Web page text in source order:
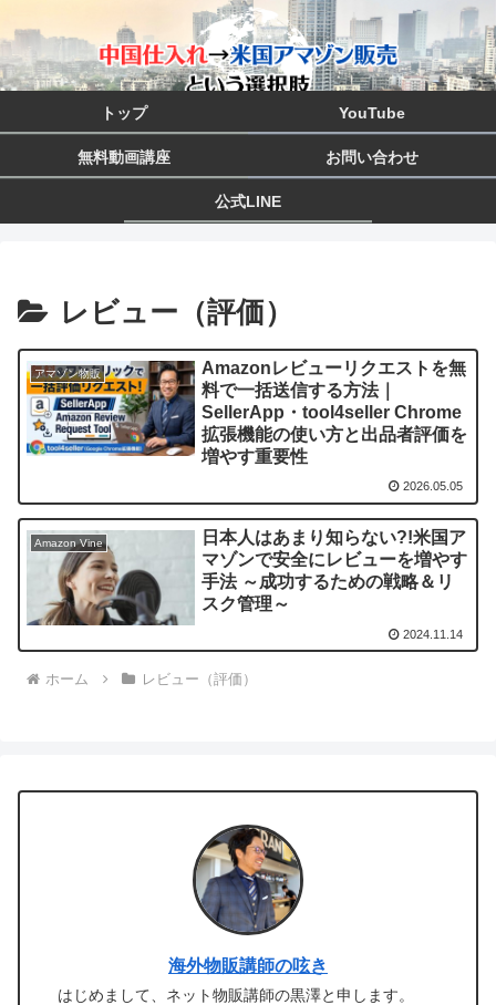
トップ YouTube
無料動画講座 お問い合わせ
公式LINE
レビュー（評価）
アマゾン物販
Amazonレビューリクエストを無
料で一括送信する方法｜
SellerApp・tool4seller Chrome
拡張機能の使い方と出品者評価を
増やす重要性
2026.05.05
Amazon Vine
日本人はあまり知らない?!米国ア
マゾンで安全にレビューを増やす
手法 ～成功するための戦略＆リ
スク管理～
2024.11.14
ホーム レビュー（評価）
海外物販講師の呟き
はじめまして、ネット物販講師の黒澤と申します。